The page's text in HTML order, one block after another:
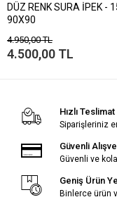
DÜZ RENK SURA İPEK -
90X90
4.950,00 TL
4.500,00 TL
Hızlı Teslimat
Siparişleriniz
Güvenli
Güvenli ve
Geniş Ürün
Binlerce ürün